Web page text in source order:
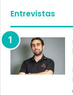
Entrevistas